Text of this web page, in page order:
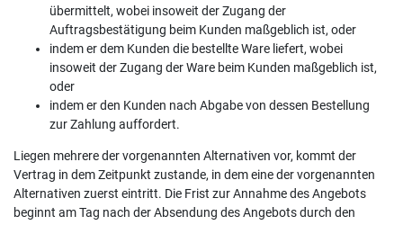
übermittelt, wobei insoweit der Zugang der
Auftragsbestätigung beim Kunden maßgeblich ist, oder
indem er dem Kunden die bestellte Ware liefert, wobei
insoweit der Zugang der Ware beim Kunden maßgeblich ist,
oder
indem er den Kunden nach Abgabe von dessen Bestellung
zur Zahlung auffordert.
Liegen mehrere der vorgenannten Alternativen vor, kommt der
Vertrag in dem Zeitpunkt zustande, in dem eine der vorgenannten
Alternativen zuerst eintritt. Die Frist zur Annahme des Angebots
beginnt am Tag nach der Absendung des Angebots durch den